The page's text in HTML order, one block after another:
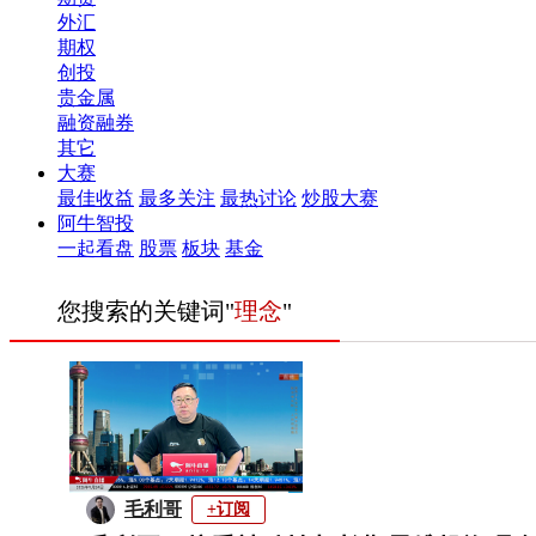
外汇
期权
创投
贵金属
融资融券
其它
大赛
最佳收益 最多关注 最热讨论 炒股大赛
阿牛智投
一起看盘 股票 板块 基金
您搜索的关键词"理念"
毛利哥 +订阅